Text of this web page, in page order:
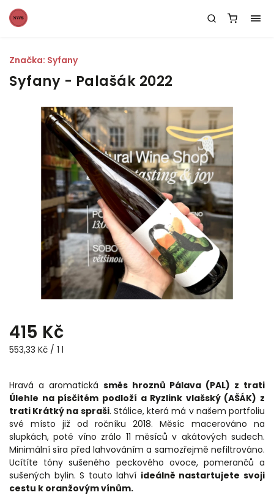
Syfany - Palašák 2022
415 Kč
553,33 Kč / 1 l
Hravá a aromatická směs hroznů Pálava (PAL) z trati
Úlehle na písčitém podloží a Ryzlink vlašský (AŠÁK) z
trati Krátký na spraši. Stálice, která má v našem portfoliu
své místo již od ročníku 2018. Měsíc macerováno na
slupkách, poté víno zrálo 11 měsíců v akátových sudech.
Minimální síra před lahvováním a samozřejmě nefiltrováno.
Ucítíte tóny sušeného peckového ovoce, pomerančů a
sušených bylin. S touto lahví ideálně nastartujete svoji
cestu k oranžovým vínům.
Značka: Syfany